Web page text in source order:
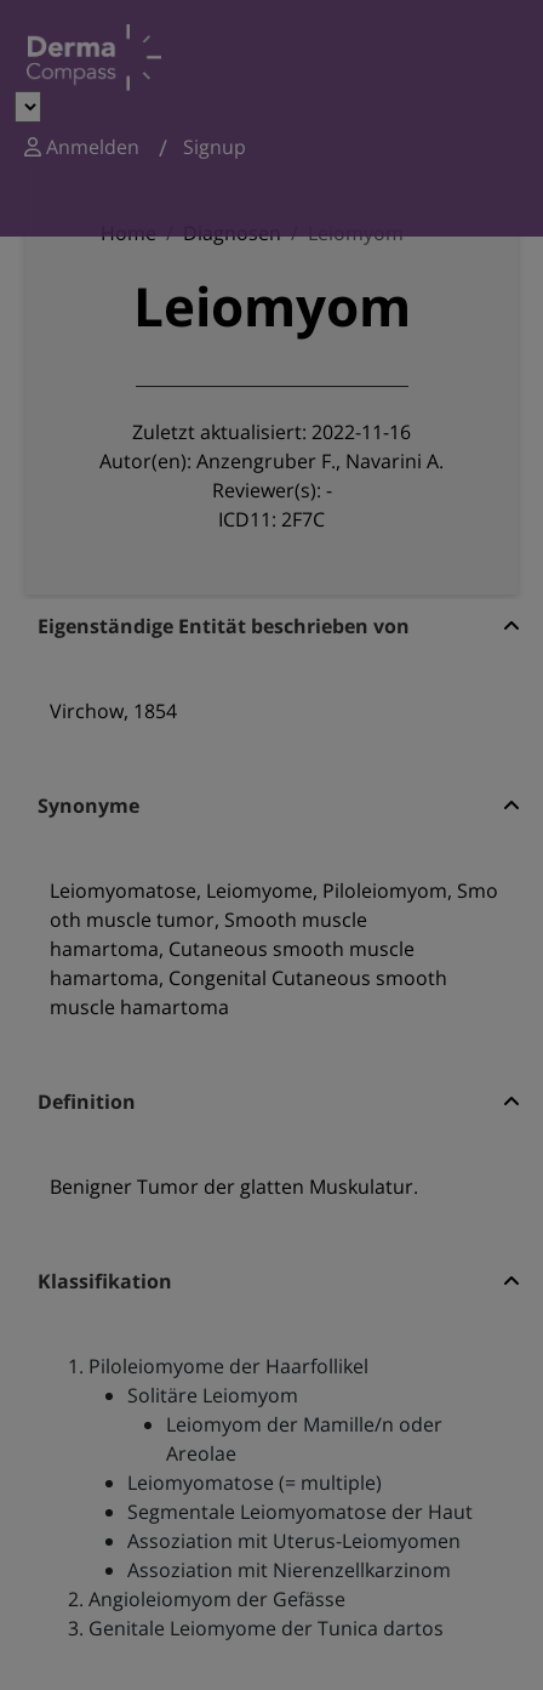
Anmelden Signup
Home Diagnosen Leiomyom
Leiomyom
Zuletzt aktualisiert: 2022-11-16
Autor(en): Anzengruber F., Navarini A.
Reviewer(s): -
ICD11: 2F7C
Eigenständige Entität beschrieben von
Virchow, 1854
Synonyme
Leiomyomatose, Leiomyome, Piloleiomyom, Smo
oth muscle tumor, Smooth muscle
hamartoma, Cutaneous smooth muscle
hamartoma, Congenital Cutaneous smooth
muscle hamartoma
Definition
Benigner Tumor der glatten Muskulatur.
Klassifikation
Piloleiomyome der Haarfollikel
Solitäre Leiomyom
Leiomyom der Mamille/n oder
Areolae
Leiomyomatose (= multiple)
Segmentale Leiomyomatose der Haut
Assoziation mit Uterus-Leiomyomen
Assoziation mit Nierenzellkarzinom
Angioleiomyom der Gefässe
Genitale Leiomyome der Tunica dartos